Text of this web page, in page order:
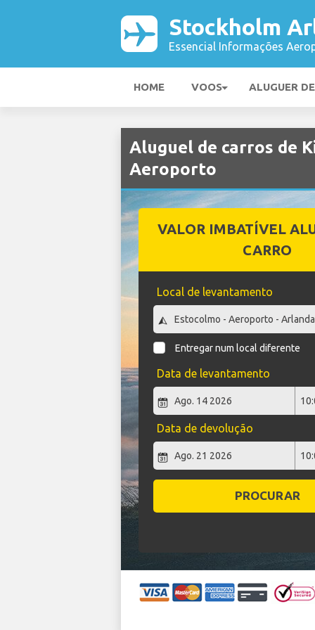
Stockholm
Essencial Informações
HOME VOOS ALUGUER
Aluguel de carros de
Aeroporto
VALOR IMBATÍVEL
CARRO
Local de levantamento
Entregar num local diferente
Data de levantamento
Data de devolução
PROCURAR